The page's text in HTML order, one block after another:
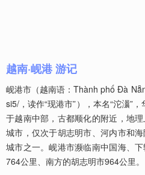
越南·岘港 游记
岘港市（越南语：Thành phố Đà
si5/，读作“现港市”），本名“沱㶞”
于越南中部，古都顺化的附近，地
城市，仅次于胡志明市、河内市和
城市之一。岘港市濒临南中国海、
764公里、南方的胡志明市964公里。